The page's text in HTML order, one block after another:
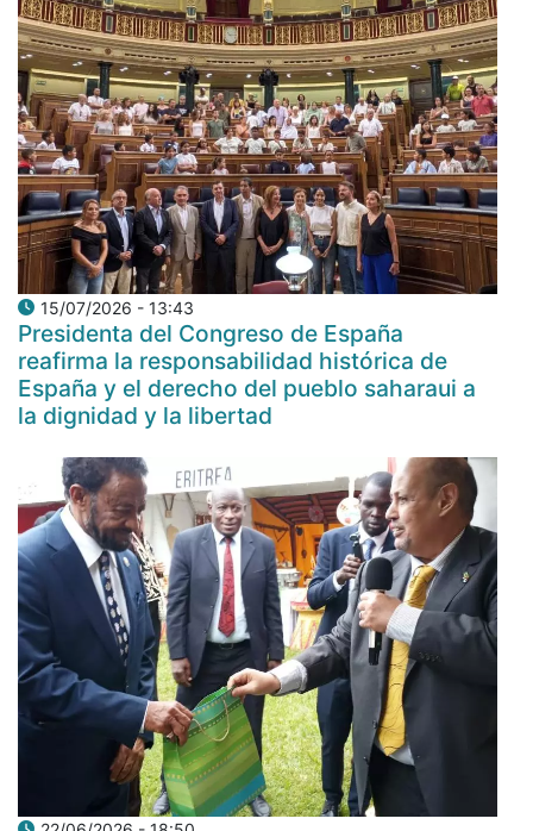
15/07/2026 - 13:43
Presidenta del Congreso de España
reafirma la responsabilidad histórica de
España y el derecho del pueblo saharaui a
la dignidad y la libertad